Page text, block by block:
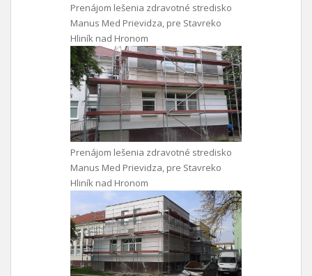
Prenájom lešenia zdravotné stredisko
Manus Med Prievidza, pre Stavreko
Hliník nad Hronom
Prenájom lešenia zdravotné stredisko
Manus Med Prievidza, pre Stavreko
Hliník nad Hronom